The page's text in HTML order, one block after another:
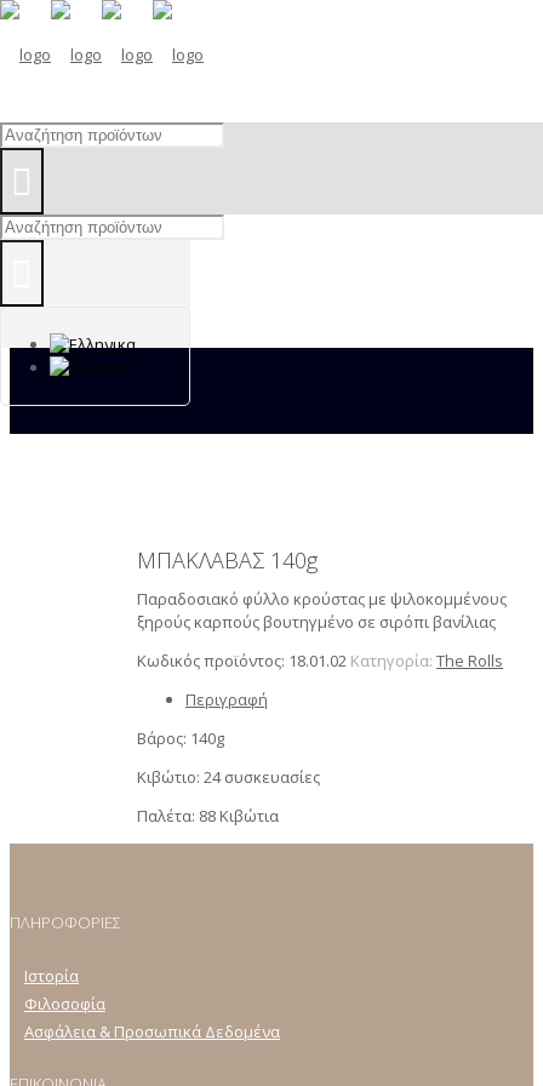
ΜΠΑΚΛΑΒΑΣ 140g
Παραδοσιακό φύλλο κρούστας με ψιλοκομμένους
ξηρούς καρπούς βουτηγμένο σε σιρόπι βανίλιας
Κωδικός προϊόντος: 18.01.02 Κατηγορία: Τhe Rolls
Περιγραφή
Βάρος: 140g
Κιβώτιο: 24 συσκευασίες
Παλέτα: 88 Κιβώτια
ΠΛΗΡΟΦΟΡΙΕΣ
Ιστορία
Φιλοσοφία
Ασφάλεια & Προσωπικά Δεδομένα